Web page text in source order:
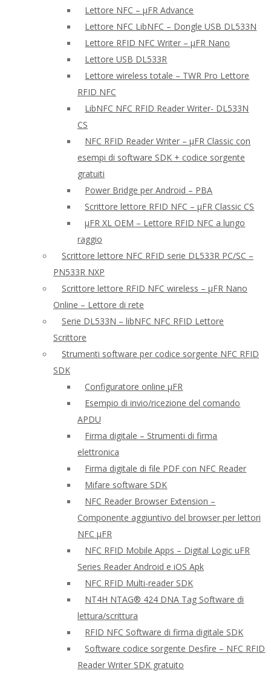
Lettore NFC – μFR Advance
Lettore NFC LibNFC – Dongle USB DL533N
Lettore RFID NFC Writer – μFR Nano
Lettore USB DL533R
Lettore wireless totale – TWR Pro Lettore
RFID NFC
LibNFC NFC RFID Reader Writer- DL533N
CS
NFC RFID Reader Writer – μFR Classic con
esempi di software SDK + codice sorgente
gratuiti
Power Bridge per Android – PBA
Scrittore lettore RFID NFC – μFR Classic CS
μFR XL OEM – Lettore RFID NFC a lungo
raggio
Scrittore lettore NFC RFID serie DL533R PC/SC –
PN533R NXP
Scrittore lettore RFID NFC wireless – μFR Nano
Online – Lettore di rete
Serie DL533N – libNFC NFC RFID Lettore
Scrittore
Strumenti software per codice sorgente NFC RFID
SDK
Configuratore online μFR
Esempio di invio/ricezione del comando
APDU
Firma digitale – Strumenti di firma
elettronica
Firma digitale di file PDF con NFC Reader
Mifare software SDK
NFC Reader Browser Extension –
Componente aggiuntivo del browser per lettori
NFC μFR
NFC RFID Mobile Apps – Digital Logic uFR
Series Reader Android e iOS Apk
NFC RFID Multi-reader SDK
NT4H NTAG® 424 DNA Tag Software di
lettura/scrittura
RFID NFC Software di firma digitale SDK
Software codice sorgente Desfire – NFC RFID
Reader Writer SDK gratuito